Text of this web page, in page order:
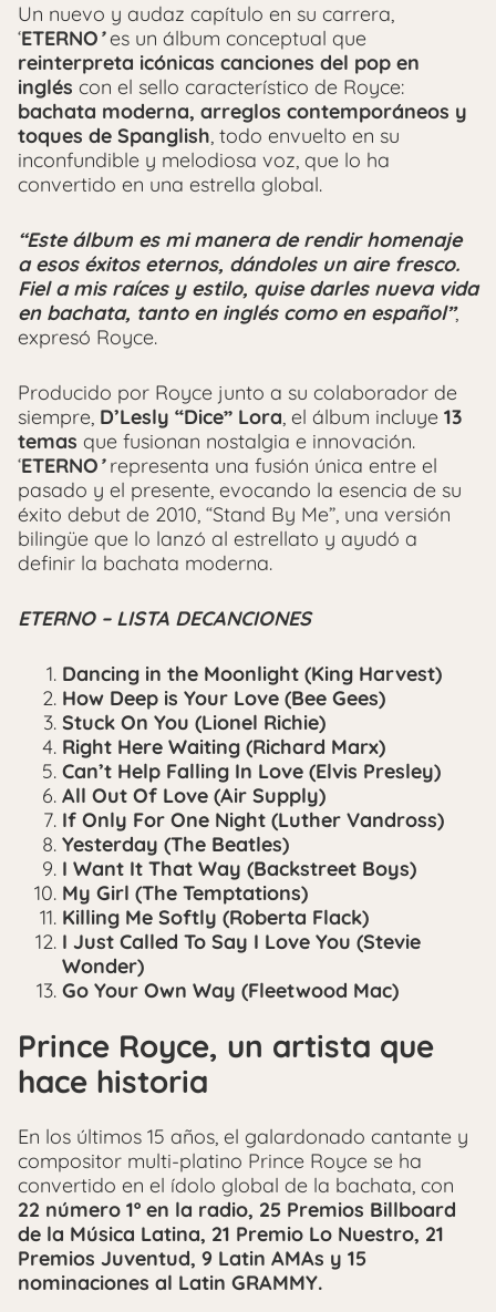
Un nuevo y audaz capítulo en su carrera,
‘ETERNO’es un álbum conceptual que
reinterpreta icónicas canciones del pop en
inglés con el sello característico de Royce:
bachata moderna, arreglos contemporáneos y
toques de Spanglish, todo envuelto en su
inconfundible y melodiosa voz, que lo ha
convertido en una estrella global.
“Este álbum es mi manera de rendir homenaje
a esos éxitos eternos, dándoles un aire fresco.
Fiel a mis raíces y estilo, quise darles nueva vida
en bachata, tanto en inglés como en español”,
expresó Royce.
Producido por Royce junto a su colaborador de
siempre, D’Lesly “Dice” Lora, el álbum incluye 13
temas que fusionan nostalgia e innovación.
‘ETERNO’representa una fusión única entre el
pasado y el presente, evocando la esencia de su
éxito debut de 2010, “Stand By Me”, una versión
bilingüe que lo lanzó al estrellato y ayudó a
definir la bachata moderna.
ETERNO – LISTA DECANCIONES
Dancing in the Moonlight (King Harvest)
How Deep is Your Love (Bee Gees)
Stuck On You (Lionel Richie)
Right Here Waiting (Richard Marx)
Can’t Help Falling In Love (Elvis Presley)
All Out Of Love (Air Supply)
If Only For One Night (Luther Vandross)
Yesterday (The Beatles)
I Want It That Way (Backstreet Boys)
My Girl (The Temptations)
Killing Me Softly (Roberta Flack)
I Just Called To Say I Love You (Stevie
Wonder)
Go Your Own Way (Fleetwood Mac)
Prince Royce, un artista que
hace historia
En los últimos 15 años, el galardonado cantante y
compositor multi-platino Prince Royce se ha
convertido en el ídolo global de la bachata, con
22 número 1º en la radio, 25 Premios Billboard
de la Música Latina, 21 Premio Lo Nuestro, 21
Premios Juventud, 9 Latin AMAs y 15
nominaciones al Latin GRAMMY.